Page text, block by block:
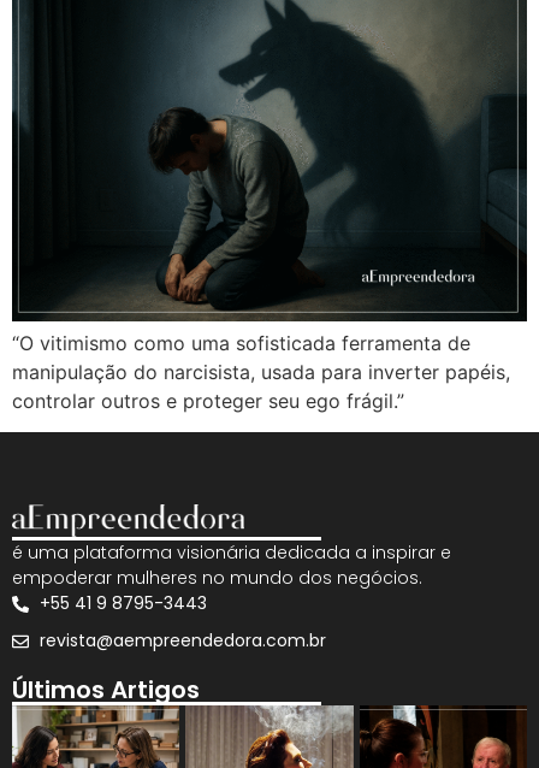
“O vitimismo como uma sofisticada ferramenta de
manipulação do narcisista, usada para inverter papéis,
controlar outros e proteger seu ego frágil.”
é uma plataforma visionária dedicada a inspirar e
empoderar mulheres no mundo dos negócios.
+55 41 9 8795-3443
revista@aempreendedora.com.br
Últimos Artigos